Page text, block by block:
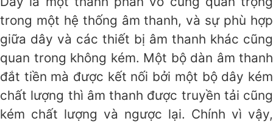
trong một hệ thống âm thanh, và sự phù hợp
giữa dây và các thiết bị âm thanh khác cũng
quan trong không kém. Một bộ dàn âm thanh
đắt tiền mà được kết nối bởi một bộ dây kém
chất lượng thì âm thanh được truyền tải cũng
kém chất lượng và ngược lại. Chính vì vậy,